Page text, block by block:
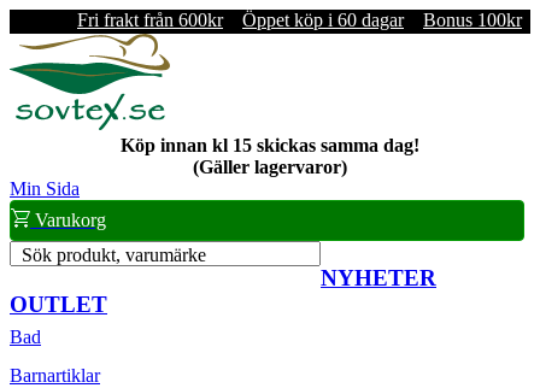
Fri frakt från 600kr Öppet köp i 60 dagar Bonus 100kr
Köp innan kl 15 skickas samma dag!
(Gäller lagervaror)
Min Sida
Varukorg
Sök produkt, varumärke
NYHETER
OUTLET
Bad
Barnartiklar